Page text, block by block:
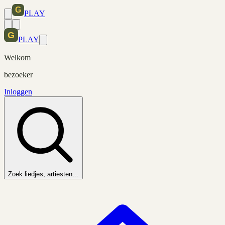
PLAY
PLAY
Welkom
bezoeker
Inloggen
Zoek liedjes, artiesten…